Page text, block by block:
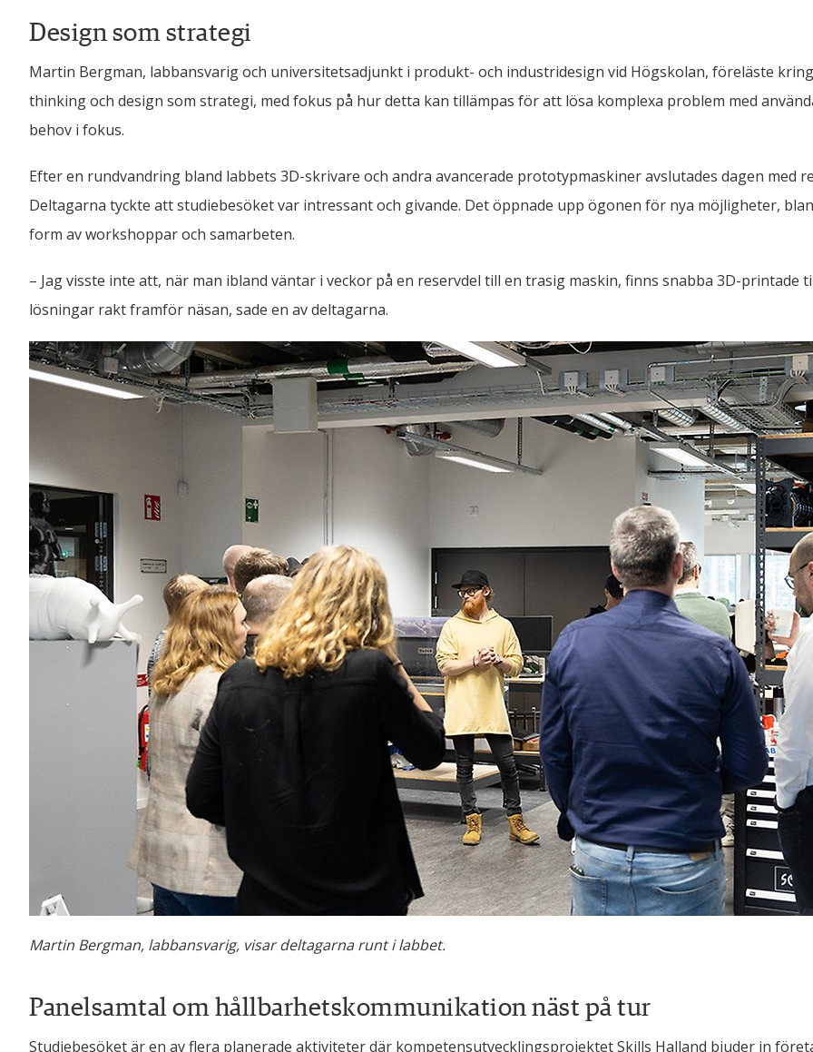
Design som strategi
Martin Bergman, labbansvarig och universitetsadjunkt i produkt- och industridesign vid Högskolan, föreläste
thinking och design som strategi, med fokus på hur detta kan tillämpas för att lösa komplexa problem med
behov i fokus.
Efter en rundvandring bland labbets 3D-skrivare och andra avancerade prototypmaskiner avslutades dagen med
Deltagarna tyckte att studiebesöket var intressant och givande. Det öppnade upp ögonen för nya möjligheter,
form av workshoppar och samarbeten.
– Jag visste inte att, när man ibland väntar i veckor på en reservdel till en trasig maskin, finns snabba 3D-printade
lösningar rakt framför näsan, sade en av deltagarna.
Martin Bergman, labbansvarig, visar deltagarna runt i labbet.
Panelsamtal om hållbarhetskommunikation näst på tur
Studiebesöket är en av flera planerade aktiviteter där kompetensutvecklingsprojektet Skills Halland bjuder in